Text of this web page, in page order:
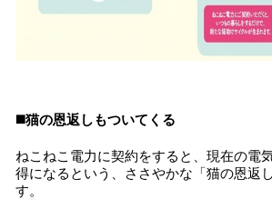
◼️猫の恩返しもついてくる
ねこねこ電力に契約をすると、現在の電
得になるという、ささやかな「猫の恩返
す。